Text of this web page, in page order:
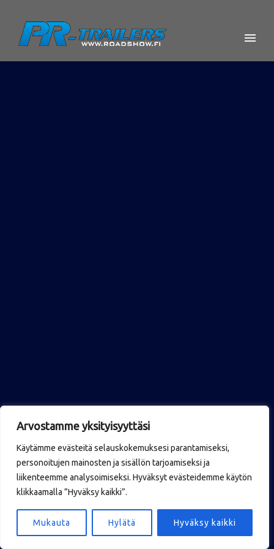
Arvostamme yksityisyyttäsi
Käytämme evästeitä selauskokemuksesi parantamiseksi,
personoitujen mainosten ja sisällön tarjoamiseksi ja
liikenteemme analysoimiseksi. Hyväksyt evästeidemme käytön
klikkaamalla ”Hyväksy kaikki”.
Mukauta Hylätä Hyväksy kaikki